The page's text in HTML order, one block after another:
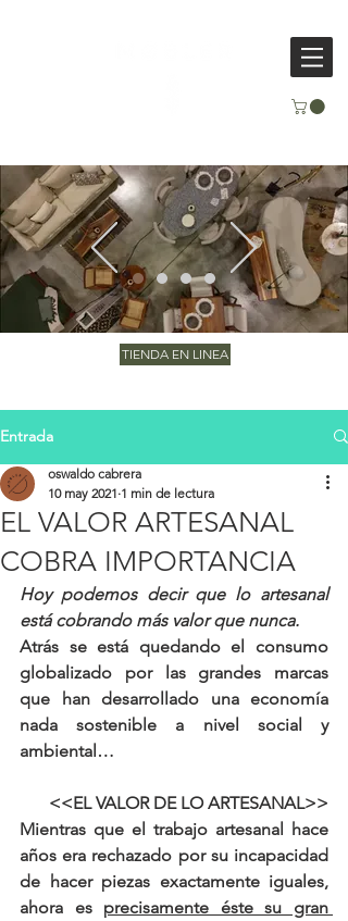
TIENDA EN LINEA
Entrada
EL VALOR ARTESANAL
COBRA IMPORTANCIA
oswaldo cabrera
10 may 2021 1 min de lectura
Hoy podemos decir que lo artesanal
está cobrando más valor que nunca.
Atrás se está quedando el consumo
globalizado por las grandes marcas
que han desarrollado una economía
nada sostenible a nivel social y
ambiental…
<<EL VALOR DE LO ARTESANAL>>
Mientras que el trabajo artesanal hace
años era rechazado por su incapacidad
de hacer piezas exactamente iguales,
ahora es precisamente éste su gran